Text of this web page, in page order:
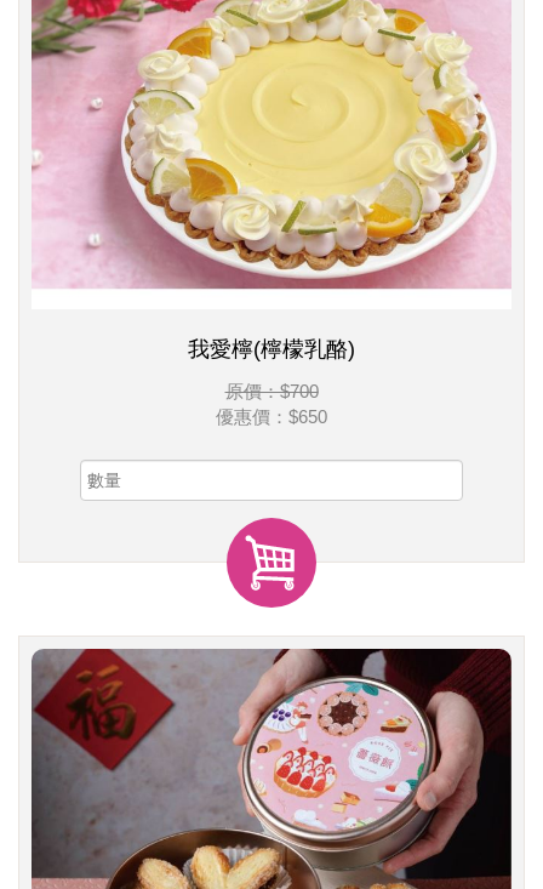
我愛檸(檸檬乳酪)
原價：$700
優惠價： $650